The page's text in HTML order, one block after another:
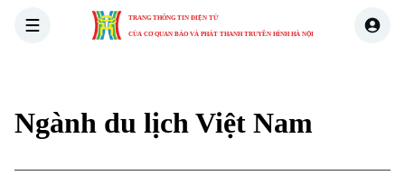
TRANG THÔNG TIN ĐIỆN TỬ
CỦA CƠ QUAN BÁO VÀ PHÁT THANH TRUYỀN HÌNH HÀ NỘI
Ngành du lịch Việt Nam